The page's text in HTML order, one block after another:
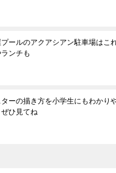
ールのアクアシアン駐車場はこ
ランチも
ーの描き方を小学生にもわかり
ぜひ見てね